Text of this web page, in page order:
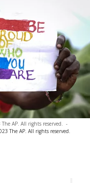
AP. All rights reserved. -
The AP. All rights reserved.